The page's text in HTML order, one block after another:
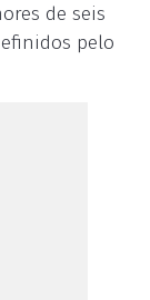
de seis
pelo